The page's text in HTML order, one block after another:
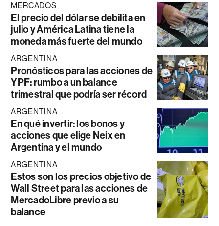
MERCADOS
El precio del dólar se debilita en
julio y América Latina tiene la
moneda más fuerte del mundo
ARGENTINA
Pronósticos para las acciones de
YPF: rumbo a un balance
trimestral que podría ser récord
ARGENTINA
En qué invertir: los bonos y
acciones que elige Neix en
Argentina y el mundo
ARGENTINA
Estos son los precios objetivo de
Wall Street para las acciones de
MercadoLibre previo a su
balance